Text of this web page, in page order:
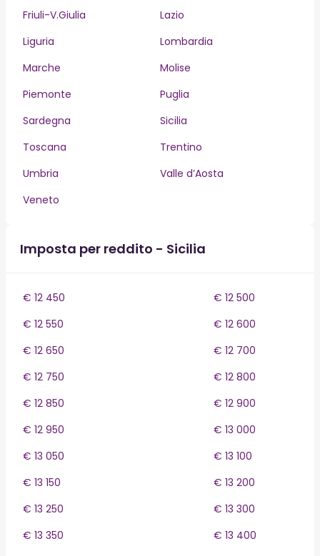
Friuli-V.Giulia
Lazio
Liguria
Lombardia
Marche
Molise
Piemonte
Puglia
Sardegna
Sicilia
Toscana
Trentino
Umbria
Valle d’Aosta
Veneto
Imposta per reddito - Sicilia
€ 12 450
€ 12 500
€ 12 550
€ 12 600
€ 12 650
€ 12 700
€ 12 750
€ 12 800
€ 12 850
€ 12 900
€ 12 950
€ 13 000
€ 13 050
€ 13 100
€ 13 150
€ 13 200
€ 13 250
€ 13 300
€ 13 350
€ 13 400